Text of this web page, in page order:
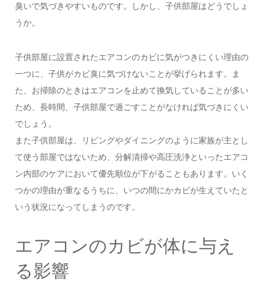
臭いで気づきやすいものです。しかし、子供部屋はどうでしょ
うか。
子供部屋に設置されたエアコンのカビに気がつきにくい理由の
一つに、子供がカビ臭に気づけないことが挙げられます。ま
た、お掃除のときはエアコンを止めて換気していることが多い
ため、長時間、子供部屋で過ごすことがなければ気づきにくい
でしょう。
また子供部屋は、リビングやダイニングのように家族が主とし
て使う部屋ではないため、分解清掃や高圧洗浄といったエアコ
ン内部のケアにおいて優先順位が下がることもあります。いく
つかの理由が重なるうちに、いつの間にかカビが生えていたと
いう状況になってしまうのです。
エアコンのカビが体に与え
る影響